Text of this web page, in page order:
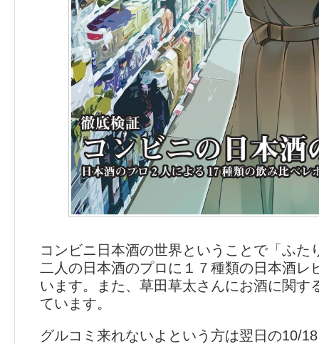
コンビニ日本酒の世界ということで「ふた
二人の日本酒のプロに１７種類の日本酒レ
います。また、草田草太さんにお酒に関す
ています。
グルコミ来れないよという方は翌日の10/